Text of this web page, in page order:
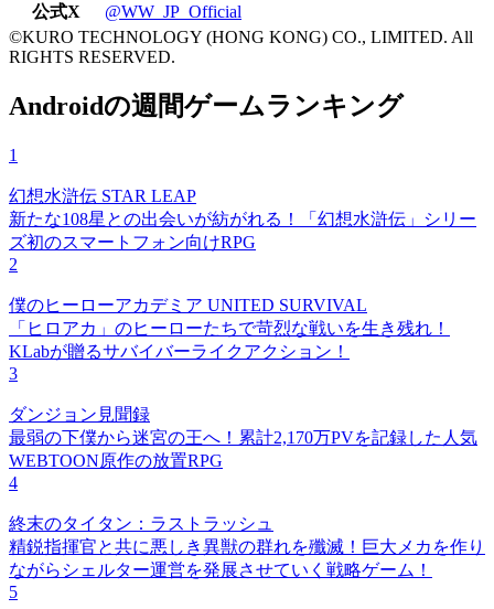
公式X
@WW_JP_Official
©KURO TECHNOLOGY (HONG KONG) CO., LIMITED. All
RIGHTS RESERVED.
Androidの週間ゲームランキング
1
幻想水滸伝 STAR LEAP
新たな108星との出会いが紡がれる！「幻想水滸伝」シリー
ズ初のスマートフォン向けRPG
2
僕のヒーローアカデミア UNITED SURVIVAL
「ヒロアカ」のヒーローたちで苛烈な戦いを生き残れ！
KLabが贈るサバイバーライクアクション！
3
ダンジョン見聞録
最弱の下僕から迷宮の王へ！累計2,170万PVを記録した人気
WEBTOON原作の放置RPG
4
終末のタイタン：ラストラッシュ
精鋭指揮官と共に悪しき異獣の群れを殲滅！巨大メカを作り
ながらシェルター運営を発展させていく戦略ゲーム！
5